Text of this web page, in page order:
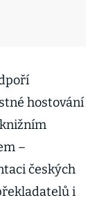
hostování
–
českých
i